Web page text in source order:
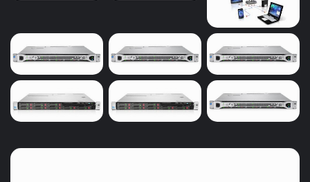
ترجمه و سپس پس از سازگاری سیگنال های ارسالی با شبکه
مورد نظر ، به تبادل داده و اطلاعات می پردازند .
این کارت های شبکه معمولا سرعت متوسط و مناسبی برای
انتقال دیتا در اختیار ما می گذارند اما می توان گفت که در
مقایسه با آن دست از سرور هایی که در آن از فیبر نوری استفاده
شده است ، سرعت کمتری دارند ؛ چرا که این سرعت انتقال به
خرید